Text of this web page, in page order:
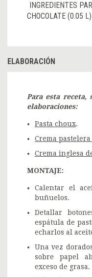
INGREDIENTES
CHOCOLATE (0.05 L)
ELABORACIÓN
Para esta receta,
elaboraciones:
Pasta choux.
Crema
Crema inglesa
MONTAJE:
Calentar el
buñuelos.
Detallar
espátula de
echarlos al
Una vez
sobre papel
exceso de grasa.